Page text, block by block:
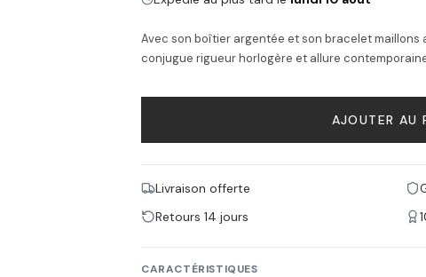
Avec son boîtier argentée et son bracelet maillons
conjugue rigueur horlogère et allure
AJOUTER AU
Livraison offerte
Retours 14 jours
CARACTÉRISTIQUES